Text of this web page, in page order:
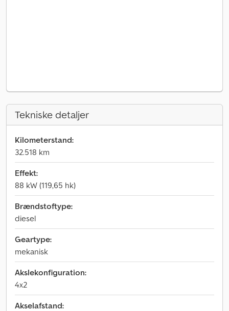
Tekniske detaljer
Kilometerstand:
32.518 km
Effekt:
88 kW (119,65 hk)
Brændstoftype:
diesel
Geartype:
mekanisk
Akslekonfiguration:
4x2
Akselafstand: